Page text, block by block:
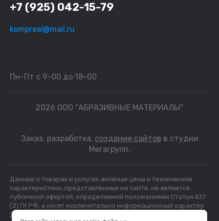
+7 (925) 042-15-79
kompreal@mail.ru
Пн-Пт с 9-00 до 18-00
2026 ООО "АБРАЗИВНЫЕ МАТЕРИАЛЫ"
Заказ, разработка, создание сайтов в студии
Мегагрупп.
Данные о товарах и услугах, включая цены и технические
характеристики, представленные на сайте, не являются
публичной офертой, определяемой положениями Статьи 437
(2) ГК РФ, а носят исключительно информационный характер.
Для получения точной информации о наличии и стоимости